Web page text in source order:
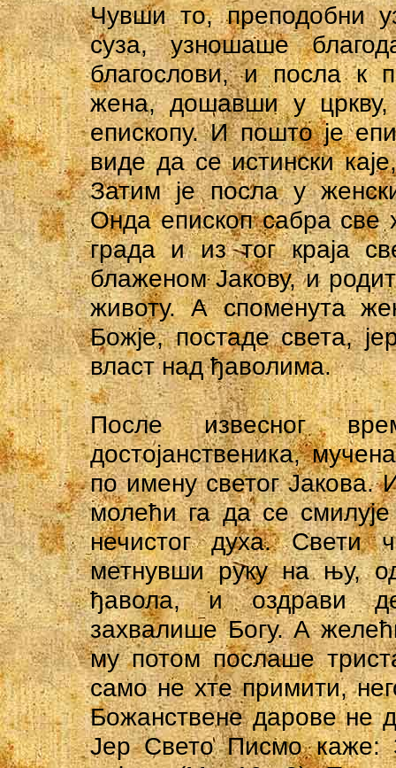
Чувши то, преподобни
суза, узношаше
благослови, и посла к
жена, дошавши у цркву,
епископу. И пошто је
виде да се истински
Затим је посла у
Онда епископ сабра све
града и из тог краја
блаженом Јакову, и
животу. А споменута
Божје, постаде света,
власт над ђаволима.
После извесног
достојанственика,
по имену светог
молећи га да се
нечистог духа.
метнувши руку на њу,
ђавола, и оздрави
захвалише Богу. А
му потом послаше
само не хте примити,
Божанствене дарове не
Јер Свето Писмо каже: